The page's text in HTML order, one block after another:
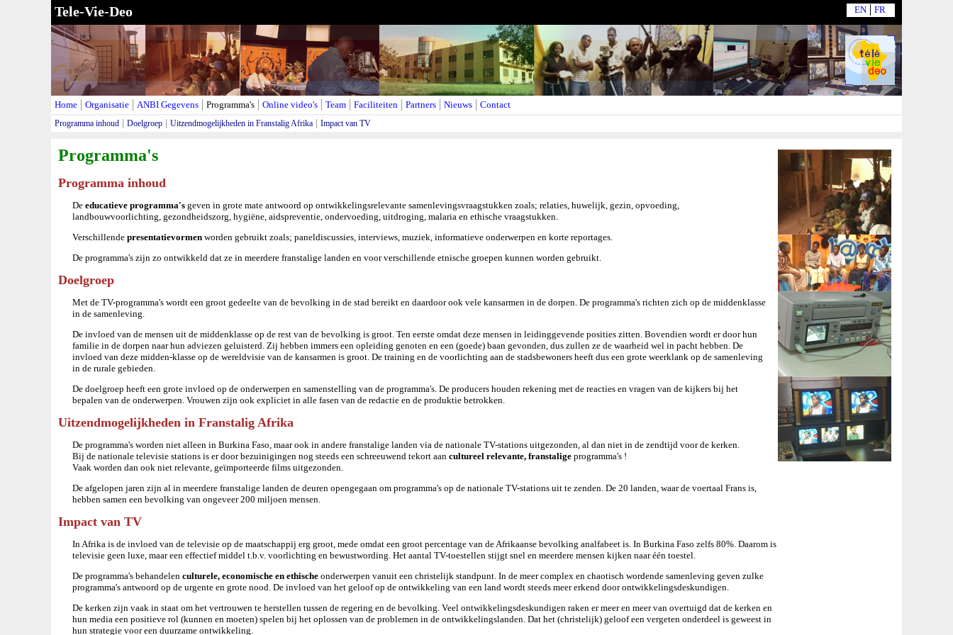
Tele-Vie-Deo EN FR
Home Organisatie ANBI Gegevens Programma's Online video's Team Faciliteiten Partners Nieuws Contact
Programma inhoud Doelgroep Uitzendmogelijkheden in Franstalig Afrika Impact van TV
Programma's
Programma inhoud
De educatieve programma's geven in grote mate antwoord op ontwikkelingsrelevante samenlevingsvraagstukken zoals; relaties, huwelijk, gezin, opvoeding,
landbouwvoorlichting, gezondheidszorg, hygiëne, aidspreventie, ondervoeding, uitdroging, malaria en ethische vraagstukken.
Verschillende presentatievormen worden gebruikt zoals; paneldiscussies, interviews, muziek, informatieve onderwerpen en korte reportages.
De programma's zijn zo ontwikkeld dat ze in meerdere franstalige landen en voor verschillende etnische groepen kunnen worden gebruikt.
Doelgroep
Met de TV-programma's wordt een groot gedeelte van de bevolking in de stad bereikt en daardoor ook vele kansarmen in de dorpen. De programma's richten zich op de middenklasse
in de samenleving.
De invloed van de mensen uit de middenklasse op de rest van de bevolking is groot. Ten eerste omdat deze mensen in leidinggevende posities zitten. Bovendien wordt er door hun
familie in de dorpen naar hun adviezen geluisterd. Zij hebben immers een opleiding genoten en een (goede) baan gevonden, dus zullen ze de waarheid wel in pacht hebben. De
invloed van deze midden-klasse op de wereldvisie van de kansarmen is groot. De training en de voorlichting aan de stadsbewoners heeft dus een grote weerklank op de samenleving
in de rurale gebieden.
De doelgroep heeft een grote invloed op de onderwerpen en samenstelling van de programma's. De producers houden rekening met de reacties en vragen van de kijkers bij het
bepalen van de onderwerpen. Vrouwen zijn ook expliciet in alle fasen van de redactie en de produktie betrokken.
Uitzendmogelijkheden in Franstalig Afrika
De programma's worden niet alleen in Burkina Faso, maar ook in andere franstalige landen via de nationale TV-stations uitgezonden, al dan niet in de zendtijd voor de kerken.
Bij de nationale televisie stations is er door bezuinigingen nog steeds een schreeuwend tekort aan cultureel relevante, franstalige programma's !
Vaak worden dan ook niet relevante, geïmporteerde films uitgezonden.
De afgelopen jaren zijn al in meerdere franstalige landen de deuren opengegaan om programma's op de nationale TV-stations uit te zenden. De 20 landen, waar de voertaal Frans is,
hebben samen een bevolking van ongeveer 200 miljoen mensen.
Impact van TV
In Afrika is de invloed van de televisie op de maatschappij erg groot, mede omdat een groot percentage van de Afrikaanse bevolking analfabeet is. In Burkina Faso zelfs 80%. Daarom is
televisie geen luxe, maar een effectief middel t.b.v. voorlichting en bewustwording. Het aantal TV-toestellen stijgt snel en meerdere mensen kijken naar één toestel.
De programma's behandelen culturele, economische en ethische onderwerpen vanuit een christelijk standpunt. In de meer complex en chaotisch wordende samenleving geven zulke
programma's antwoord op de urgente en grote nood. De invloed van het geloof op de ontwikkeling van een land wordt steeds meer erkend door ontwikkelingsdeskundigen.
De kerken zijn vaak in staat om het vertrouwen te herstellen tussen de regering en de bevolking. Veel ontwikkelingsdeskundigen raken er meer en meer van overtuigd dat de kerken en
hun media een positieve rol (kunnen en moeten) spelen bij het oplossen van de problemen in de ontwikkelingslanden. Dat het (christelijk) geloof een vergeten onderdeel is geweest in
hun strategie voor een duurzame ontwikkeling.